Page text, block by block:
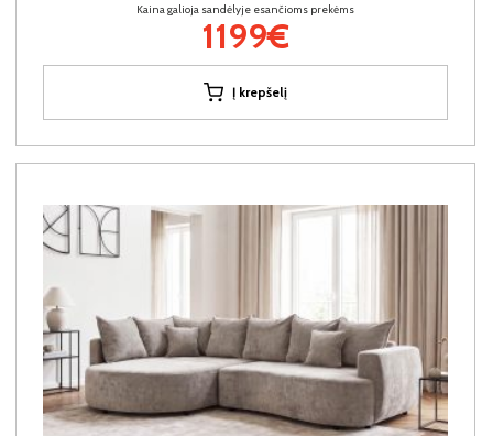
Kaina galioja sandėlyje esančioms prekėms
1199€
Į krepšelį